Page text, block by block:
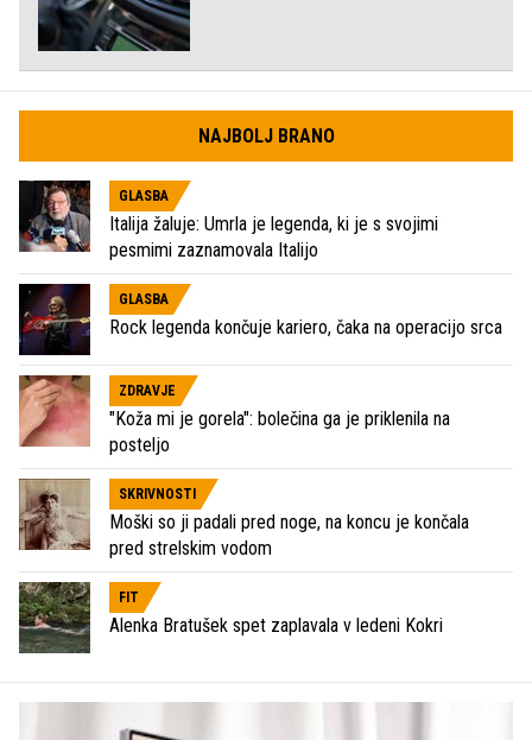
NAJBOLJ BRANO
GLASBA
Italija žaluje: Umrla je legenda, ki je s svojimi
pesmimi zaznamovala Italijo
GLASBA
Rock legenda končuje kariero, čaka na operacijo srca
ZDRAVJE
"Koža mi je gorela": bolečina ga je priklenila na
posteljo
SKRIVNOSTI
Moški so ji padali pred noge, na koncu je končala
pred strelskim vodom
FIT
Alenka Bratušek spet zaplavala v ledeni Kokri